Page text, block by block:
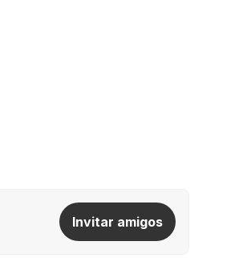
Invitar amigos